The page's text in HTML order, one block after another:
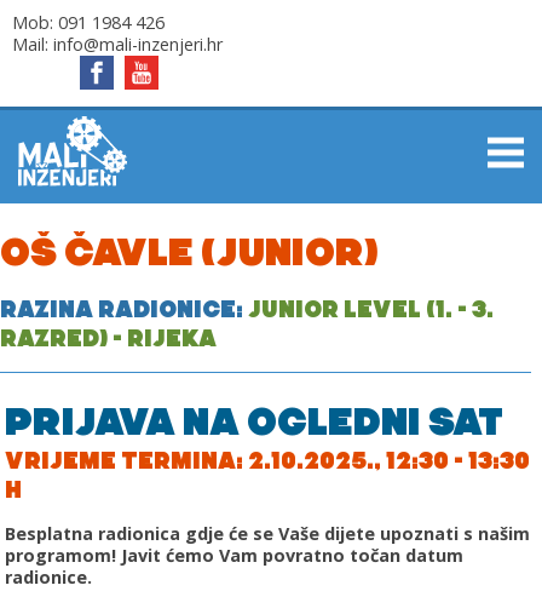
Mob: 091 1984 426
Mail: info@mali-inzenjeri.hr
OŠ ČAVLE (JUNIOR)
RAZINA RADIONICE: JUNIOR LEVEL (1. - 3.
RAZRED) - RIJEKA
PRIJAVA NA OGLEDNI SAT
VRIJEME TERMINA: 2.10.2025., 12:30 - 13:30
H
Besplatna radionica gdje će se Vaše dijete upoznati s našim
programom! Javit ćemo Vam povratno točan datum
radionice.